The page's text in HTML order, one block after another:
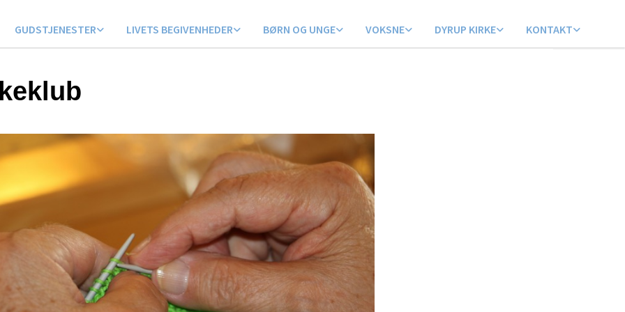
GUDSTJENESTER LIVETS BEGIVENHEDER BØRN OG UNGE VOKSNE DYRUP KIRKE KONTAKT